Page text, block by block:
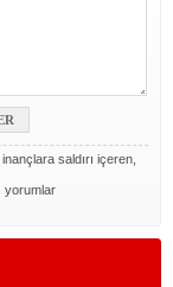
saldırı içeren,
yorumlar